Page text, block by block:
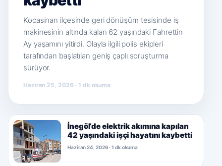
Kocasinan ilçesinde geri dönüşüm tesisinde iş
makinesinin altında kalan 62 yaşındaki Fahrettin
Ay yaşamını yitirdi. Olayla ilgili polis ekipleri
tarafından başlatılan geniş çaplı soruşturma
sürüyor.
Haziran 25, 2026 · 1 dk okuma
İnegöl’de elektrik akımına kapılan
42 yaşındaki işçi hayatını kaybetti
Haziran 24, 2026 · 1 dk okuma